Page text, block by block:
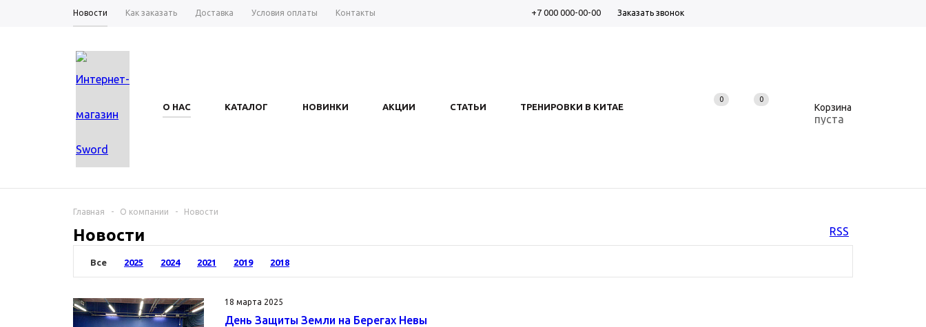
Новости Как заказать Доставка Условия оплаты Контакты +7 000 000-00-00 Заказать звонок
О НАС КАТАЛОГ НОВИНКИ АКЦИИ СТАТЬИ ТРЕНИРОВКИ В КИТАЕ
0 0
Корзина
пуста
Главная - О компании - Новости
Новости RSS
Все 2025 2024 2021 2019 2018
18 марта 2025
День Защиты Земли на Берегах Невы